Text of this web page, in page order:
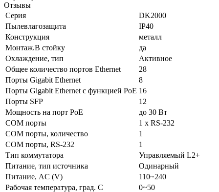
Отзывы
Серия
DK2000
Пылевлагозащита
IP40
Конструкция
металл
Монтаж.В стойку
да
Охлаждение, тип
Активное
Общее количество портов Ethernet
28
Порты Gigabit Ethernet
8
Порты Gigabit Ethernet с функцией PoE 16
Порты SFP
12
Мощность на порт PoE
до 30 Вт
COM порты
1 x RS-232
COM порты, количество
1
COM порты, RS-232
1
Тип коммутатора
Управляемый L2+
Питание, тип источника
Одинарный
Питание, AC (V)
110~240
Рабочая температура, град. C
0~50